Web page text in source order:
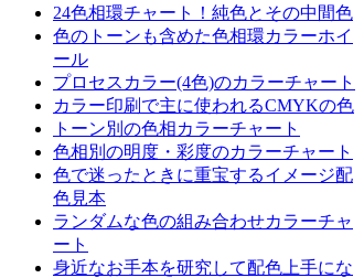
24色相環チャート！純色とその中間色
色のトーンも含めた色相環カラーホイ
ール
プロセスカラー(4色)のカラーチャート
カラー印刷で主に使われるCMYKの色
トーン別の色相カラーチャート
色相別の明度・彩度のカラーチャート
色で迷ったときに重宝するイメージ配
色見本
ランダムな色の組み合わせカラーチャ
ート
身近なお手本を研究して配色上手にな